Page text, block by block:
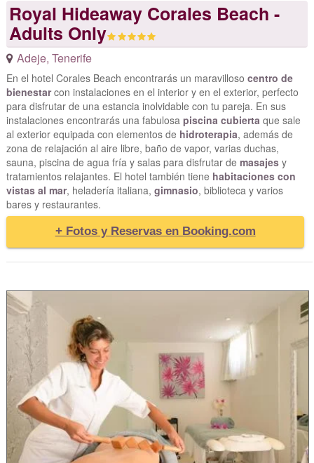
Royal Hideaway Corales Beach -
Adults Only
Adeje, Tenerife
En el hotel Corales Beach encontrarás un maravilloso centro de
bienestarcon instalaciones en el interior y en el exterior, perfecto
para disfrutar de una estancia inolvidable con tu pareja. En sus
instalaciones encontrarás una fabulosa piscina cubierta que sale
al exterior equipada con elementos de hidroterapia, además de
zona de relajación al aire libre, baño de vapor, varias duchas,
sauna, piscina de agua fría y salas para disfrutar de masajesy
tratamientos relajantes. El hotel también tiene habitaciones con
vistas al mar, heladería italiana, gimnasio, biblioteca y varios
bares y restaurantes.
+ Fotos y Reservas en Booking.com